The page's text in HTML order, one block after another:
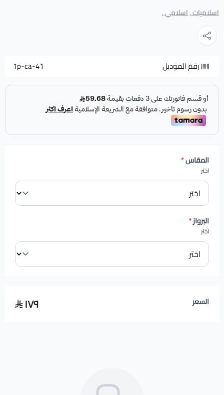
اسلاميات ,اسلامي ,
رقم الموديل 1p-ca-41
المقاس*
اختر
البرواز*
اختر
السعر ١٧٩